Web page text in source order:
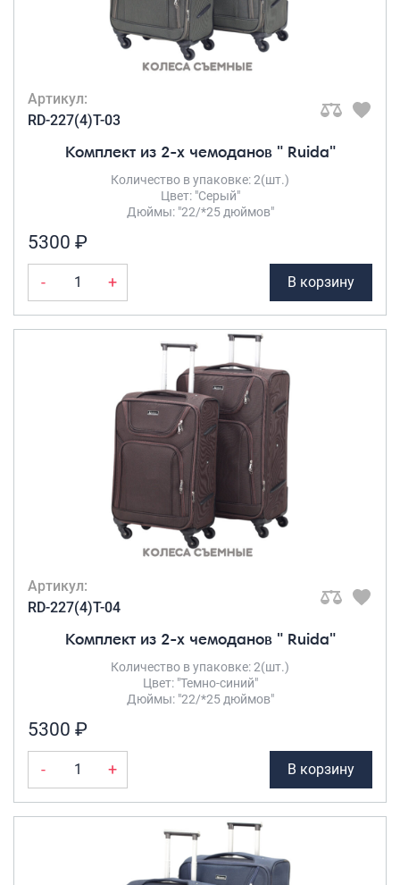
Артикул:
RD-227(4)T-03
Комплект из 2-х чемоданов " Ruida"
Количество в упаковке: 2(шт.)
Цвет: "Серый"
Дюймы: "22/*25 дюймов"
5300 ₽
- + В корзину
Артикул:
RD-227(4)T-04
Комплект из 2-х чемоданов " Ruida"
Количество в упаковке: 2(шт.)
Цвет: "Темно-синий"
Дюймы: "22/*25 дюймов"
5300 ₽
- + В корзину